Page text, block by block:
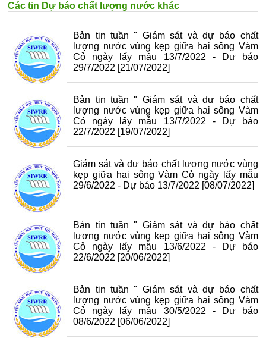
Các tin Dự báo chất lượng nước khác
Bản tin tuần " Giám sát và dự báo chất
lượng nước vùng kẹp giữa hai sông Vàm
Cỏ ngày lấy mẫu 13/7/2022 - Dự báo
29/7/2022 [21/07/2022]
Bản tin tuần " Giám sát và dự báo chất
lượng nước vùng kẹp giữa hai sông Vàm
Cỏ ngày lấy mẫu 13/7/2022 - Dự báo
22/7/2022 [19/07/2022]
Giám sát và dự báo chất lượng nước vùng
kẹp giữa hai sông Vàm Cỏ ngày lấy mẫu
29/6/2022 - Dự báo 13/7/2022 [08/07/2022]
Bản tin tuần " Giám sát và dự báo chất
lượng nước vùng kẹp giữa hai sông Vàm
Cỏ ngày lấy mẫu 13/6/2022 - Dự báo
22/6/2022 [20/06/2022]
Bản tin tuần " Giám sát và dự báo chất
lượng nước vùng kẹp giữa hai sông Vàm
Cỏ ngày lấy mẫu 30/5/2022 - Dự báo
08/6/2022 [06/06/2022]